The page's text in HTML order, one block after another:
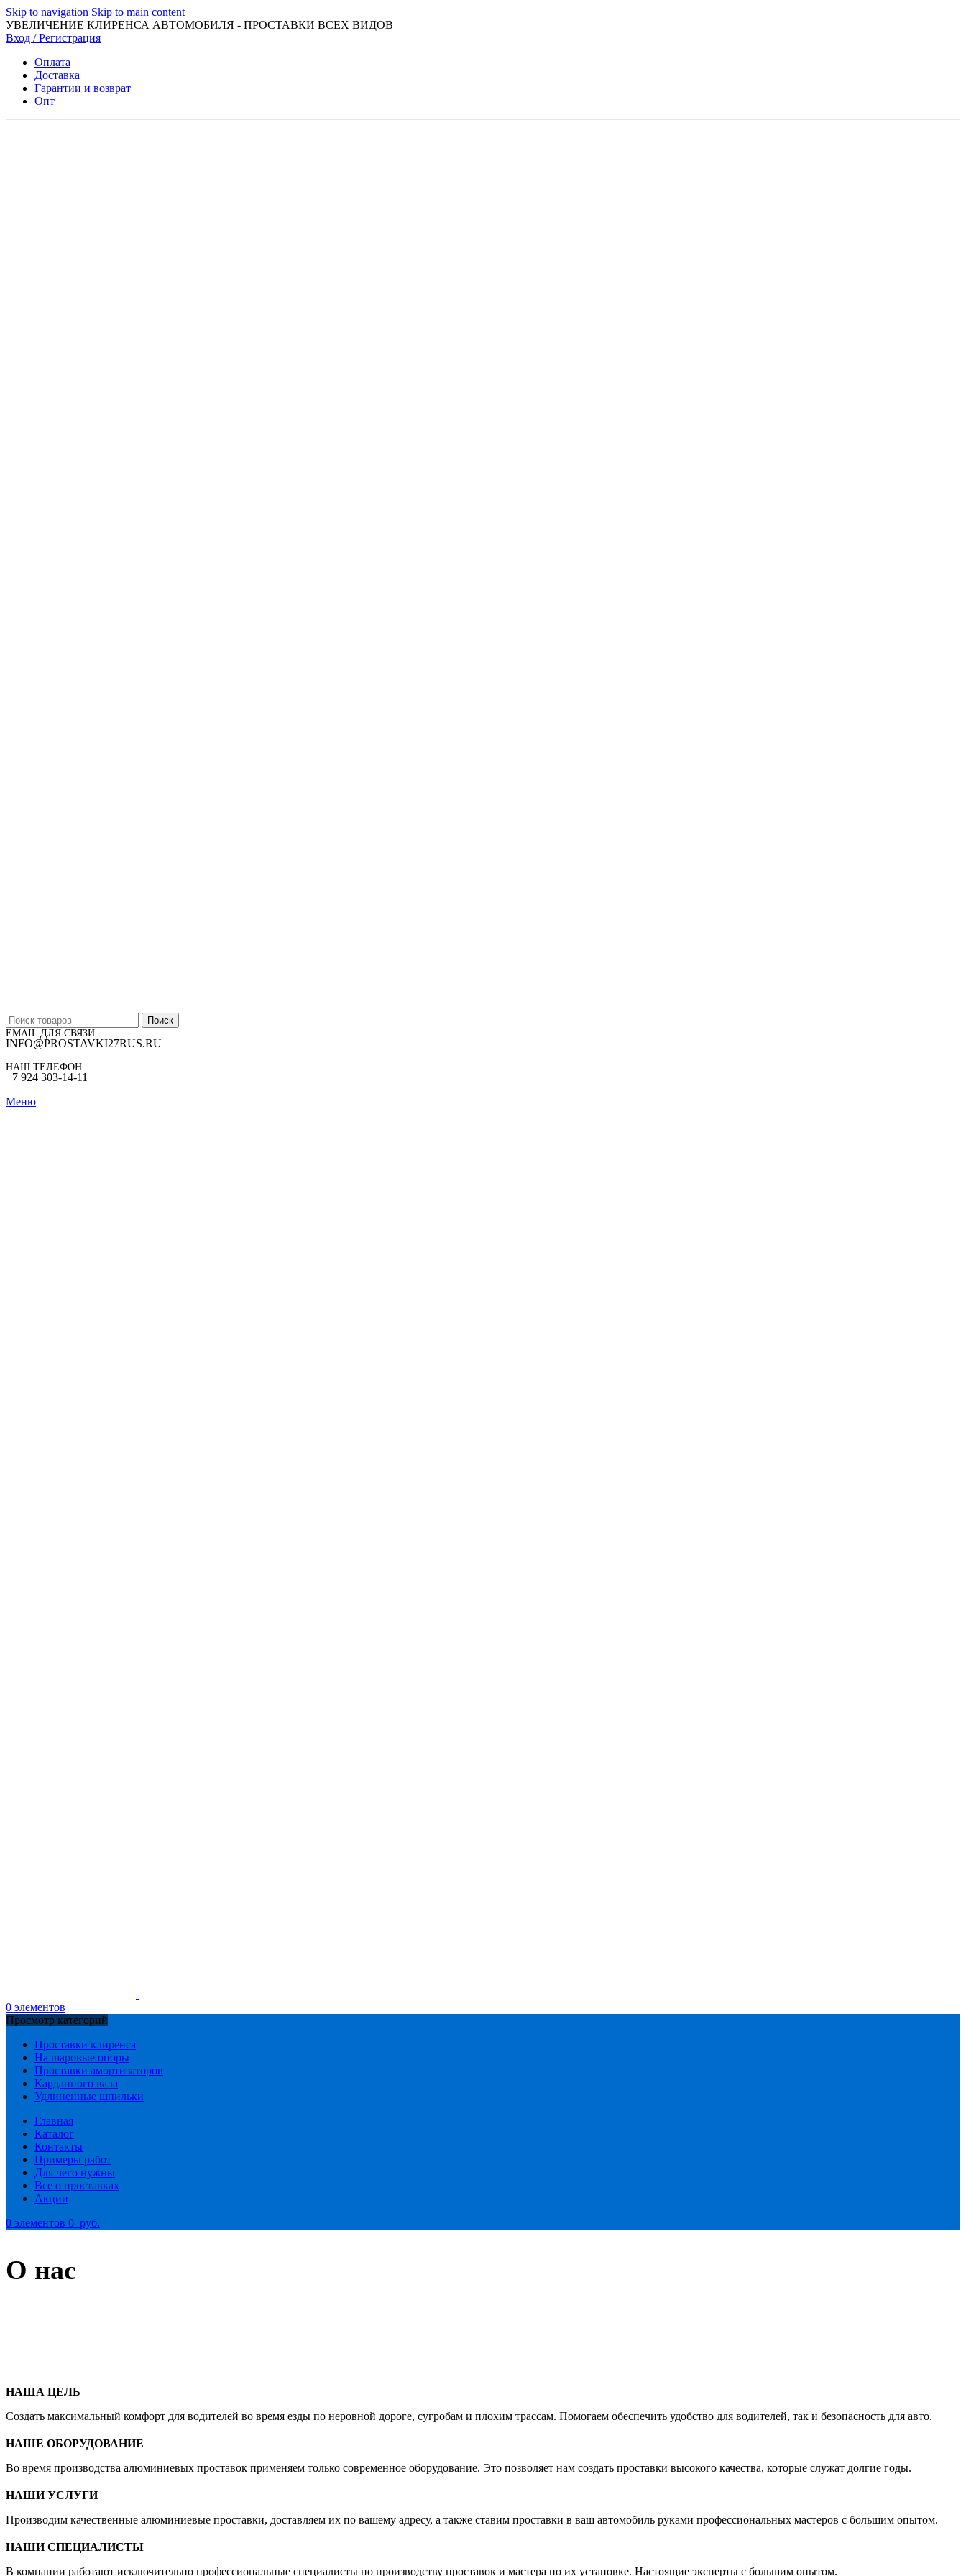
Skip to navigation Skip to main content
УВЕЛИЧЕНИЕ КЛИРЕНСА АВТОМОБИЛЯ - ПРОСТАВКИ ВСЕХ ВИДОВ
Вход / Регистрация
Оплата
Доставка
Гарантии и возврат
Опт
Поиск
EMAIL ДЛЯ СВЯЗИ
INFO@PROSTAVKI27RUS.RU
НАШ ТЕЛЕФОН
+7 924 303-14-11
Меню
0 элементов
Просмотр категорий
Проставки клиренса
На шаровые опоры
Проставки амортизаторов
Карданного вала
Удлиненные шпильки
Главная
Каталог
Контакты
Примеры работ
Для чего нужны
Все о проставках
Акции
0 элементов 0 руб.
О нас
НАША ЦЕЛЬ
Создать максимальный комфорт для водителей во время езды по неровной дороге, сугробам и плохим трассам. Помогаем обеспечить удобство для водителей, так и безопасность для авто.
НАШЕ ОБОРУДОВАНИЕ
Во время производства алюминиевых проставок применяем только современное оборудование. Это позволяет нам создать проставки высокого качества, которые служат долгие годы.
НАШИ УСЛУГИ
Производим качественные алюминиевые проставки, доставляем их по вашему адресу, а также ставим проставки в ваш автомобиль руками профессиональных мастеров с большим опытом.
НАШИ СПЕЦИАЛИСТЫ
В компании работают исключительно профессиональные специалисты по производству проставок и мастера по их установке. Настоящие эксперты с большим опытом.